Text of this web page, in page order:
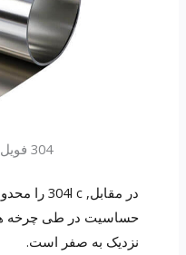
304 فویل استیل ضد زنگ
حساسیت در طی چرخه
نزدیک به صفر است.